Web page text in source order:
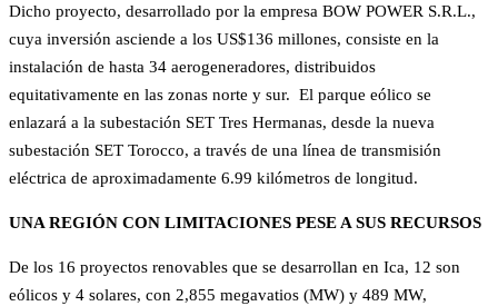
Dicho proyecto, desarrollado por la empresa BOW POWER S.R.L.,
cuya inversión asciende a los US$136 millones, consiste en la
instalación de hasta 34 aerogeneradores, distribuidos
equitativamente en las zonas norte y sur. El parque eólico se
enlazará a la subestación SET Tres Hermanas, desde la nueva
subestación SET Torocco, a través de una línea de transmisión
eléctrica de aproximadamente 6.99 kilómetros de longitud.
UNA REGIÓN CON LIMITACIONES PESE A SUS RECURSOS
De los 16 proyectos renovables que se desarrollan en Ica, 12 son
eólicos y 4 solares, con 2,855 megavatios (MW) y 489 MW,